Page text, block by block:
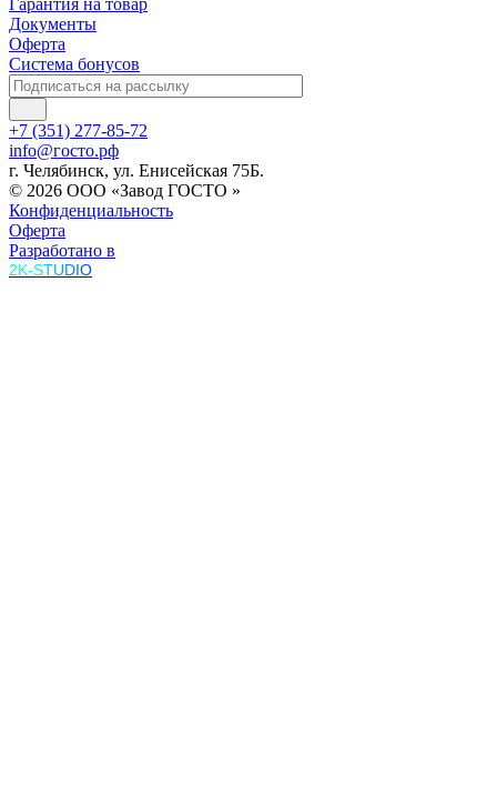
Гарантия на товар
Документы
Оферта
Система бонусов
+7 (351) 277-85-72
info@госто.рф
г. Челябинск, ул. Енисейская 75Б.
© 2026 ООО «Завод ГОСТО »
Конфиденциальность
Оферта
Разработано в
2K-STUDIO